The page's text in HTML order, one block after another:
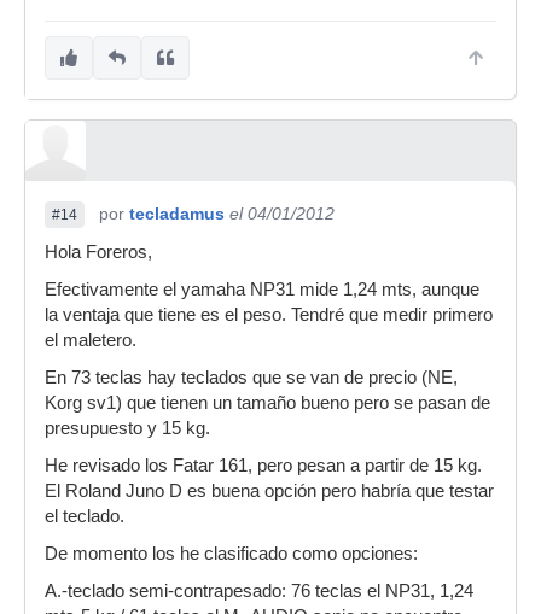
#14 por tecladamus el 04/01/2012
Hola Foreros,
Efectivamente el yamaha NP31 mide 1,24 mts, aunque
la ventaja que tiene es el peso. Tendré que medir primero
el maletero.
En 73 teclas hay teclados que se van de precio (NE,
Korg sv1) que tienen un tamaño bueno pero se pasan de
presupuesto y 15 kg.
He revisado los Fatar 161, pero pesan a partir de 15 kg.
El Roland Juno D es buena opción pero habría que testar
el teclado.
De momento los he clasificado como opciones:
A.-teclado semi-contrapesado: 76 teclas el NP31, 1,24